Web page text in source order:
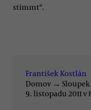
stimmt“.
František Kostlán
Domov → Sloupek
9. listopadu 2011 v